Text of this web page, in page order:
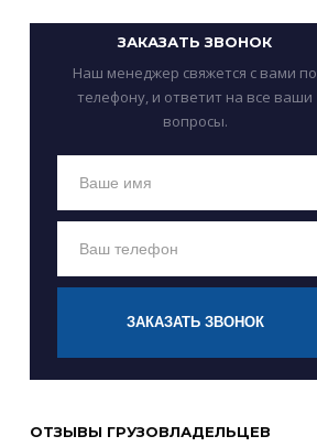
ЗАКАЗАТЬ ЗВОНОК
Наш менеджер свяжется с вами по
телефону, и ответит на все ваши
вопросы.
ЗАКАЗАТЬ ЗВОНОК
ОТЗЫВЫ ГРУЗОВЛАДЕЛЬЦЕВ